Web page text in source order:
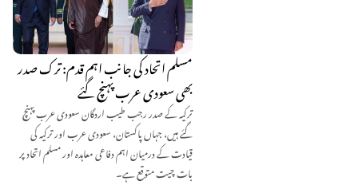
مسلم اتحاد کی جانب اہم قدم: ترک صدر
بھی سعودی عرب پہنچ گئے
ترکیہ کے صدر رجب طیب اردگان سعودی عرب پہنچ
گئے ہیں، جہاں پاکستان، سعودی عرب اور ترکیہ کی
قیادت کے درمیان اہم دفاعی معاہدہ اور مسلم اتحاد پر
بات چیت متوقع ہے۔